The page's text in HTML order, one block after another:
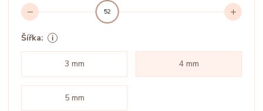
52
Šířka:
3 mm 4 mm
5 mm